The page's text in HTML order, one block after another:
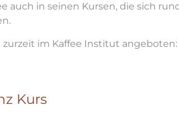
auch in seinen Kursen, die sich
zurzeit im Kaffee Institut angeboten:
Kurs